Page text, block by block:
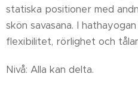
statiska positioner med
skön savasana. I
flexibilitet, rörlighet och
Nivå: Alla kan delta.